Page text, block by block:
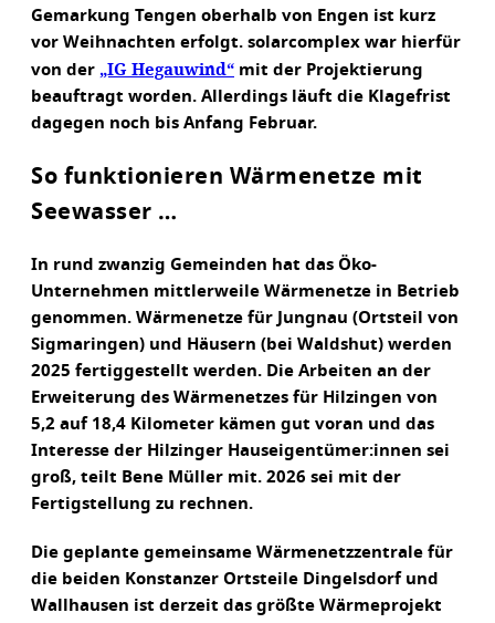
Gemarkung Tengen oberhalb von Engen ist kurz
vor Weihnachten erfolgt. solarcomplex war hierfür
von der „IG Hegauwind“ mit der Projektierung
beauftragt worden. Allerdings läuft die Klagefrist
dagegen noch bis Anfang Februar.
So funktionieren Wärmenetze mit
Seewasser …
In rund zwanzig Gemeinden hat das Öko-
Unternehmen mittlerweile Wärmenetze in Betrieb
genommen. Wärmenetze für Jungnau (Ortsteil von
Sigmaringen) und Häusern (bei Waldshut) werden
2025 fertiggestellt werden. Die Arbeiten an der
Erweiterung des Wärmenetzes für Hilzingen von
5,2 auf 18,4 Kilometer kämen gut voran und das
Interesse der Hilzinger Hauseigentümer:innen sei
groß, teilt Bene Müller mit. 2026 sei mit der
Fertigstellung zu rechnen.
Die geplante gemeinsame Wärmenetzzentrale für
die beiden Konstanzer Ortsteile Dingelsdorf und
Wallhausen ist derzeit das größte Wärmeprojekt